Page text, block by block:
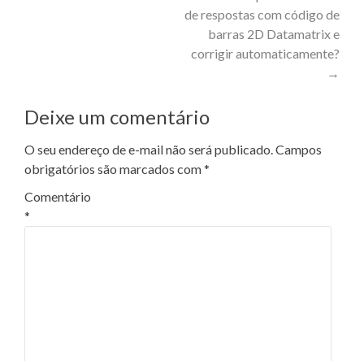
de respostas com código de
barras 2D Datamatrix e
corrigir automaticamente?
→
Deixe um comentário
O seu endereço de e-mail não será publicado.Campos
obrigatórios são marcados com*
Comentário
*